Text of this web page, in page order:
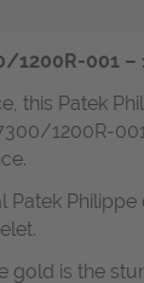
1200R-001 –
this Patek
1200R-
is the